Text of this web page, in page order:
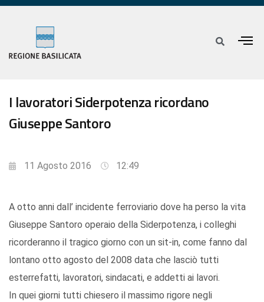
I lavoratori Siderpotenza ricordano
Giuseppe Santoro
11 Agosto 2016 12:49
A otto anni dall’ incidente ferroviario dove ha perso la vita
Giuseppe Santoro operaio della Siderpotenza, i colleghi
ricorderanno il tragico giorno con un sit-in, come fanno dal
lontano otto agosto del 2008 data che lasciò tutti
esterrefatti, lavoratori, sindacati, e addetti ai lavori.
In quei giorni tutti chiesero il massimo rigore negli